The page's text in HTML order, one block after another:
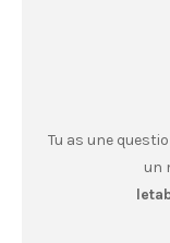
Tu as une
un